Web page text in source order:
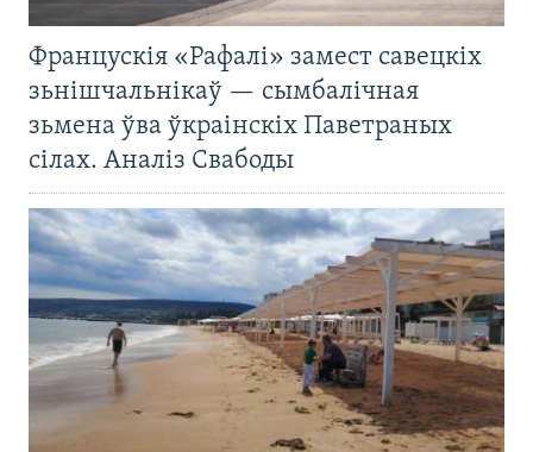
Францускія «Рафалі» замест савецкіх
зьнішчальнікаў — сымбалічная
зьмена ўва ўкраінскіх Паветраных
сілах. Аналіз Свабоды